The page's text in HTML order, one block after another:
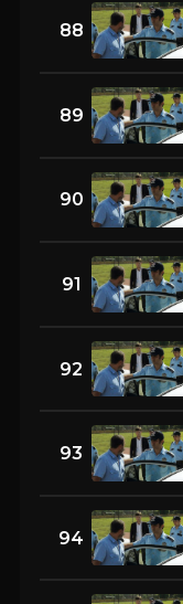
88
89
90
91
92
93
94